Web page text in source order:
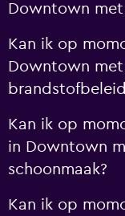
Downtown
Kan ik op
Downtown
Kan ik op
in Downtown
schoonmaak?
Kan ik op